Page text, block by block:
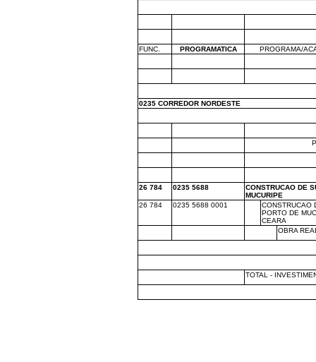
FUNC. PROGRAMATICA PROGRAMA/
0235 CORREDOR NORDESTE
26 784 0235 5688
CONSTRUCAO DE
MUCURIPE
26 784
0235 5688 0001
CONSTRUCAO
PORTO DE
CEARA
OBRA
TOTAL -